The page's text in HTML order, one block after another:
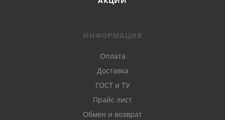
ИНФОРМАЦИЯ
Оплата
Доставка
ГОСТ и ТУ
Прайс лист
Обмен и возврат